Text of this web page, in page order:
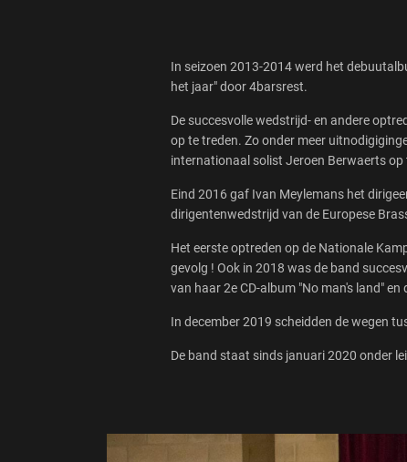
In seizoen 2013-2014 werd het
het jaar" door 4barsrest.
De succesvolle wedstrijd- en andere
op te treden. Zo onder meer
internationaal solist Jeroen Berwaerts op
Eind 2016 gaf Ivan Meylemans het
dirigentenwedstrijd van de Europese
Het eerste optreden op de Nationale
gevolg ! Ook in 2018 was de band
van haar 2e CD-album "No man's land"
In december 2019 scheidden de wegen
De band staat sinds januari 2020 onder